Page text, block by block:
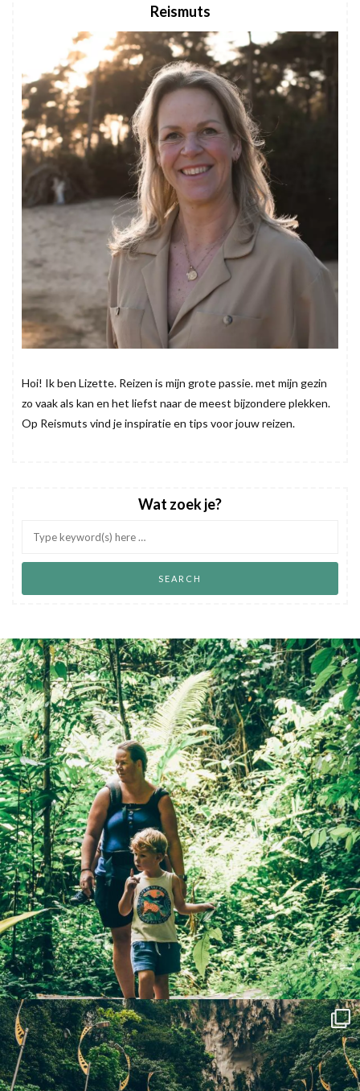
Reismuts
Hoi! Ik ben Lizette. Reizen is mijn grote passie. met mijn gezin
zo vaak als kan en het liefst naar de meest bijzondere plekken.
Op Reismuts vind je inspiratie en tips voor jouw reizen.
Wat zoek je?